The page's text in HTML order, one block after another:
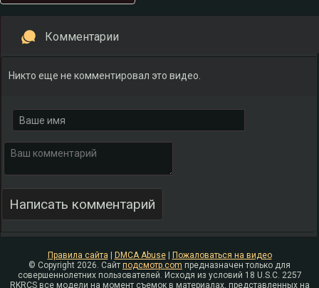
Комментарии
Никто еще не комментировал это видео.
Правила сайта DMCA Abuse|
Пожаловаться на видео
© Copyright 2026. Сайт подсмотр.com предназначен только для
совершеннолетних пользователей. Исходя из условий 18 U.S.C. 2257
RKRCS все модели на момент съемок в материалах, представленных на